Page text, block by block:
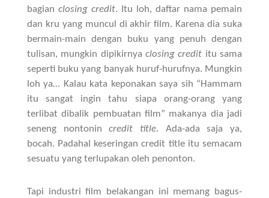
bagian closing credit. Itu loh, daftar nama pemain
dan kru yang muncul di akhir film. Karena dia suka
bermain-main dengan buku yang penuh dengan
tulisan, mungkin dipikirnya closing credit itu sama
seperti buku yang banyak huruf-hurufnya. Mungkin
loh ya… Kalau kata keponakan saya sih “Hammam
itu sangat ingin tahu siapa orang-orang yang
terlibat dibalik pembuatan film” makanya dia jadi
seneng nontonincredit title. Ada-ada saja ya,
bocah. Padahal keseringan credit title itu semacam
sesuatu yang terlupakan oleh penonton.
Tapi industri film belakangan ini memang bagus-